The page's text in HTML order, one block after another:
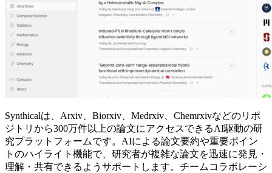
Synthicalは、Arxiv、Biorxiv、Medrxiv、Chemrxivなどのリポ
ジトリから300万件以上の論文にアクセスできるAI駆動の研
究プラットフォームです。AIによる論文要約や重要ポイン
トのハイライト機能で、研究者が複雑な論文を迅速に発見・
理解・共有できるようサポートします。チームコラボレーシ